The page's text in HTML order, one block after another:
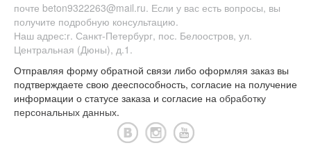
почте beton9322263@mail.ru. Если у вас есть вопросы, вы
получите подробную консультацию.
Наш адрес:г. Санкт-Петербург, пос. Белоостров, ул.
Центральная (Дюны), д.1.
Отправляя форму обратной связи либо оформляя заказ вы
подтверждаете свою дееспособность, согласие на получение
информации о статусе заказа и согласие на обработку
персональных данных.